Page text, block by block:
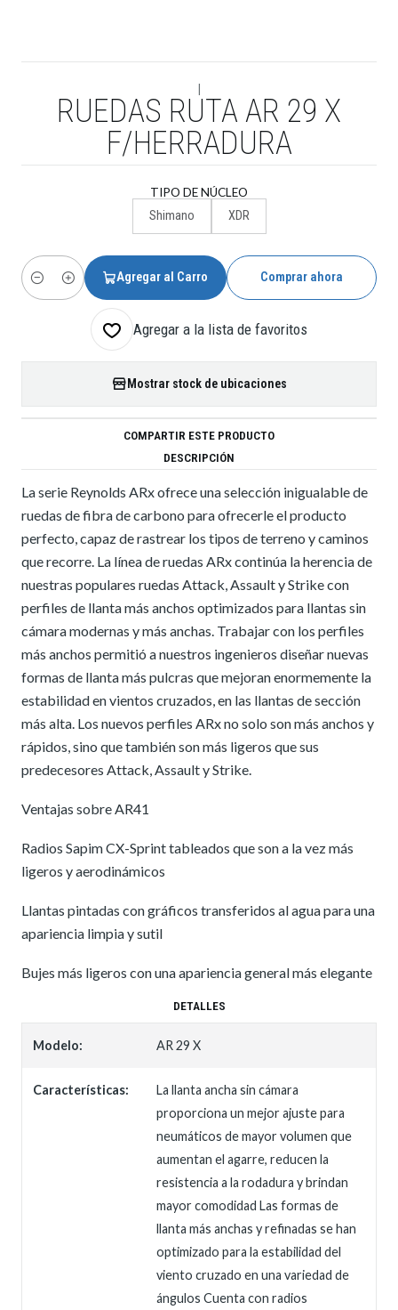
RUEDAS RUTA AR 29 X
F/HERRADURA
TIPO DE NÚCLEO
Shimano XDR
Cantidad
Agregar al Carro Comprar ahora
Agregar a la lista de favoritos
Mostrar stock de ubicaciones
COMPARTIR ESTE PRODUCTO
DESCRIPCIÓN
La serie Reynolds ARx ofrece una selección inigualable de
ruedas de fibra de carbono para ofrecerle el producto
perfecto, capaz de rastrear los tipos de terreno y caminos
que recorre. La línea de ruedas ARx continúa la herencia de
nuestras populares ruedas Attack, Assault y Strike con
perfiles de llanta más anchos optimizados para llantas sin
cámara modernas y más anchas. Trabajar con los perfiles
más anchos permitió a nuestros ingenieros diseñar nuevas
formas de llanta más pulcras que mejoran enormemente la
estabilidad en vientos cruzados, en las llantas de sección
más alta. Los nuevos perfiles ARx no solo son más anchos y
rápidos, sino que también son más ligeros que sus
predecesores Attack, Assault y Strike.
Ventajas sobre AR41
Radios Sapim CX-Sprint tableados que son a la vez más
ligeros y aerodinámicos
Llantas pintadas con gráficos transferidos al agua para una
apariencia limpia y sutil
Bujes más ligeros con una apariencia general más elegante
DETALLES
Modelo: AR 29 X
Características:
La llanta ancha sin cámara
proporciona un mejor ajuste para
neumáticos de mayor volumen que
aumentan el agarre, reducen la
resistencia a la rodadura y brindan
mayor comodidad Las formas de
llanta más anchas y refinadas se han
optimizado para la estabilidad del
viento cruzado en una variedad de
ángulos Cuenta con radios